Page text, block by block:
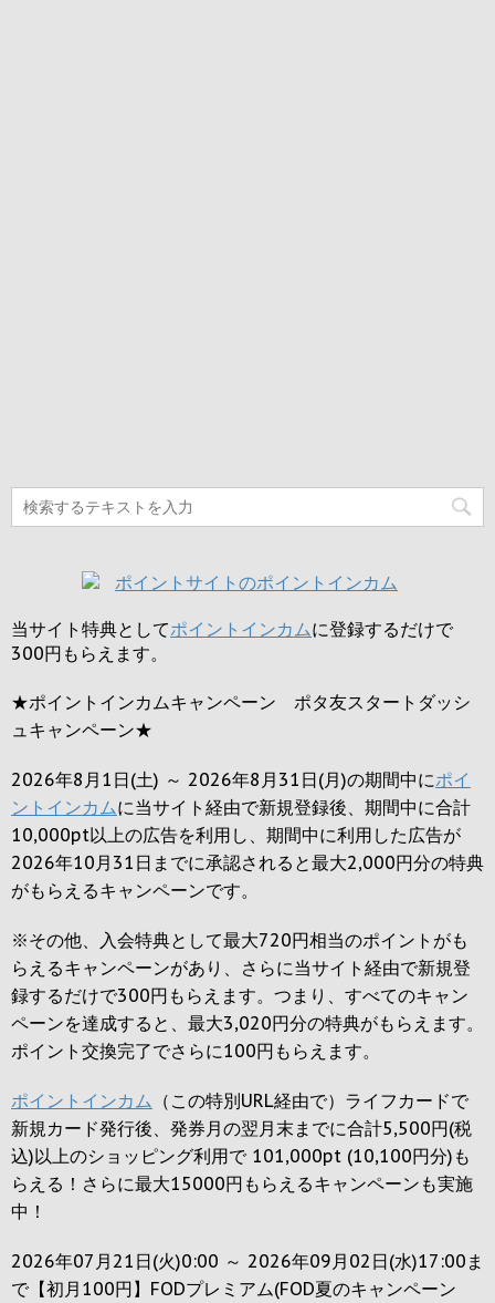
当サイト特典としてポイントインカムに登録するだけで
300円 もらえます。
★ポイントインカムキャンペーン ポタ友スタートダッシ
ュキャンペーン★
2026年8月1日(土) ～ 2026年8月31日(月)の期間中にポイ
ントインカムに当サイト経由で新規登録後、期間中に合計
10,000pt以上の広告を利用し、期間中に利用した広告が
2026年10月31日までに承認されると最大2,000円分の特典
がもらえるキャンペーンです。
※その他、入会特典として最大720円相当のポイントがも
らえるキャンペーンがあり、さらに当サイト経由で新規登
録するだけで300円 もらえます。つまり、すべてのキャン
ペーンを達成すると、最大3,020円分の特典がもらえます。
ポイント交換完了でさらに100円 もらえます。
ポイントインカム （この特別URL経由で）ライフカードで
新規カード発行後、発券月の翌月末までに合計5,500円(税
込)以上のショッピング利用で 101,000pt (10,100円分)も
らえる！さらに最大15000円もらえるキャンペーンも実施
中！
2026年07月21日(火)0:00 ～ 2026年09月02日(水)17:00ま
で【初月100円】FODプレミアム(FOD夏のキャンペーン